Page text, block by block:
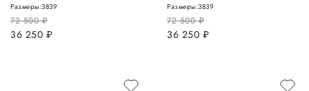
72 500руб.
36 250 руб.
Размеры:3839
72 500руб.
36 250 руб.
Размеры:3839